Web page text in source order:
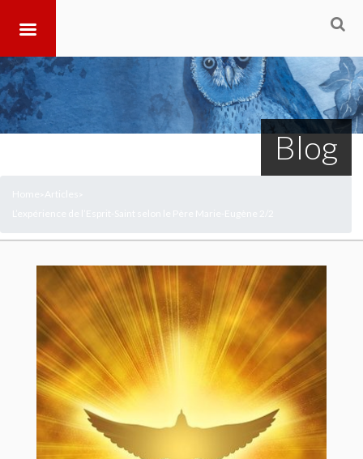
Blog